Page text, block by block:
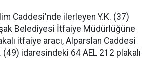
Caddesi'nde ilerleyen Y.K. (37)
Belediyesi İtfaiye Müdürlüğüne
itfaiye aracı, Alparslan Caddesi
(49) idaresindeki 64 AEL 212 plakalı